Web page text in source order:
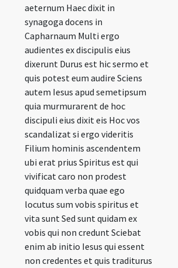
aeternum Haec dixit in
synagoga docens in
Capharnaum Multi ergo
audientes ex discipulis eius
dixerunt Durus est hic sermo et
quis potest eum audire Sciens
autem Iesus apud semetipsum
quia murmurarent de hoc
discipuli eius dixit eis Hoc vos
scandalizat si ergo videritis
Filium hominis ascendentem
ubi erat prius Spiritus est qui
vivificat caro non prodest
quidquam verba quae ego
locutus sum vobis spiritus et
vita sunt Sed sunt quidam ex
vobis qui non credunt Sciebat
enim ab initio Iesus qui essent
non credentes et quis traditurus